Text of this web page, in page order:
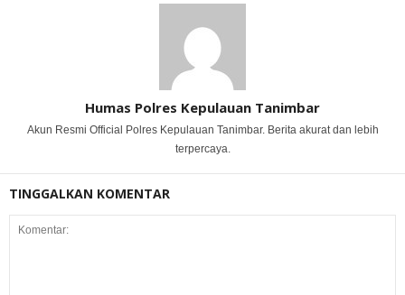
Humas Polres Kepulauan Tanimbar
Akun Resmi Official Polres Kepulauan Tanimbar. Berita akurat dan lebih
terpercaya.
TINGGALKAN KOMENTAR